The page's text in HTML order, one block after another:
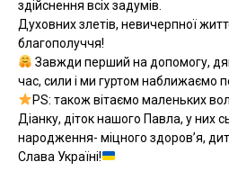
здійснення всіх задумів.
Духовних злетів, невичерпної
благополуччя!
Завжди перший на допомогу,
час, сили і ми гуртом наближаємо
PS: також вітаємо маленьких
Діанку, діток нашого Павла, у них
народження- міцного здоров’я,
Слава Україні!